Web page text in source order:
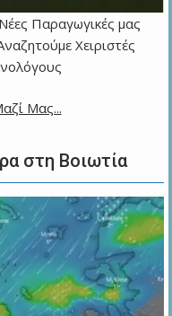
Παραγωγικές μας
Χειριστές
στη Βοιωτία